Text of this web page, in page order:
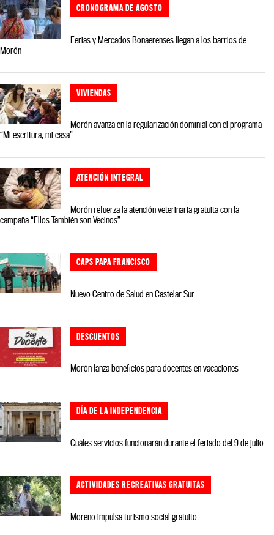
CRONOGRAMA DE AGOSTO
Ferias y Mercados Bonaerenses llegan a los barrios de
Morón
VIVIENDAS
Morón avanza en la regularización dominial con el programa
“Mi escritura, mi casa”
ATENCIÓN INTEGRAL
Morón refuerza la atención veterinaria gratuita con la
campaña “Ellos También son Vecinos”
CAPS PAPA FRANCISCO
Nuevo Centro de Salud en Castelar Sur
DESCUENTOS
Morón lanza beneficios para docentes en vacaciones
DÍA DE LA INDEPENDENCIA
Cuáles servicios funcionarán durante el feriado del 9 de julio
ACTIVIDADES RECREATIVAS GRATUITAS
Moreno impulsa turismo social gratuito